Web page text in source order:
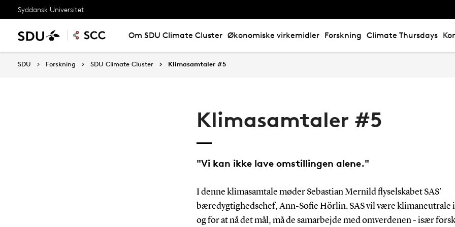
Syddansk Universitet
Om SDU Climate Cluster Økonomiske virkemidler Forskning Climate Thursdays
SDU Forskning SDU Climate Cluster Klimasamtaler #5
Klimasamtaler #5
"Vi kan ikke lave omstillingen alene."
I denne klimasamtale møder Sebastian Mernild flyselskabet SAS'
bæredygtighedschef, Ann-Sofie Hörlin. SAS vil være klimaneutrale i
og for at nå det mål, må de samarbejde med omverdenen - især